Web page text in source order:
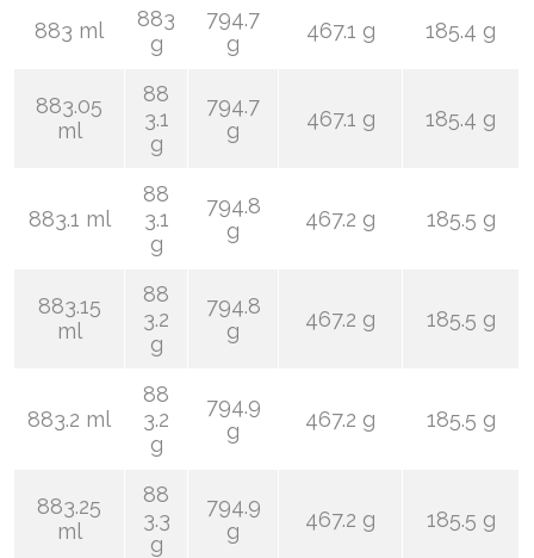
883 ml
883
g
794.7
g
467.1 g 185.4 g
883.05
ml
88
3.1
g
794.7
g
467.1 g 185.4 g
883.1 ml
88
3.1
g
794.8
g
467.2 g 185.5 g
883.15
ml
88
3.2
g
794.8
g
467.2 g 185.5 g
883.2 ml
88
3.2
g
794.9
g
467.2 g 185.5 g
883.25
ml
88
3.3
g
794.9
g
467.2 g 185.5 g